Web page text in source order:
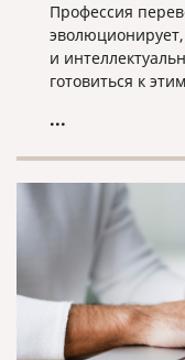
Профессия
и
готовиться к
...